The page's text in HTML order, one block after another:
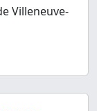
Villeneuve-